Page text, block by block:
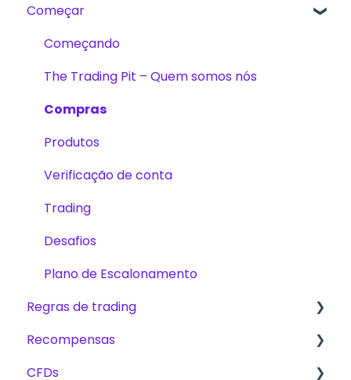
Começar
Começando
The Trading Pit – Quem somos nós
Compras
Produtos
Verificação de conta
Trading
Desafios
Plano de Escalonamento
Regras de trading
Regras Básicas para CFD, Futuros e Ações
CFD
Recompensas
Taxas
CFDs